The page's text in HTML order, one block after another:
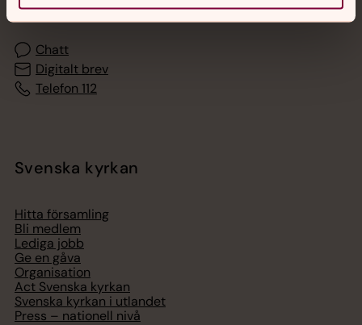
Chatt
Digitalt brev
Telefon 112
Svenska kyrkan
Hitta församling
Bli medlem
Lediga jobb
Ge en gåva
Organisation
Act Svenska kyrkan
Svenska kyrkan i utlandet
Press – nationell nivå